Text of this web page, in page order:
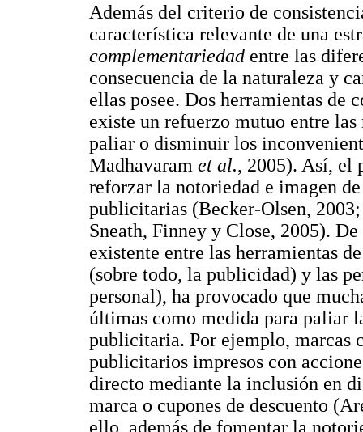
Además del criterio de
característica relevante de una
complementariedad entre las
consecuencia de la naturaleza y
ellas posee. Dos herramientas de
existe un refuerzo mutuo entre
paliar o disminuir los
Madhavaram et al., 2005). Así, el
reforzar la notoriedad e imagen
publicitarias (Becker-Olsen,
Sneath, Finney y Close, 2005).
existente entre las herramientas
(sobre todo, la publicidad) y las
personal), ha provocado que
últimas como medida para paliar
publicitaria. Por ejemplo, marcas
publicitarios impresos con
directo mediante la inclusión en
marca o cupones de descuento
ello, además de fomentar la